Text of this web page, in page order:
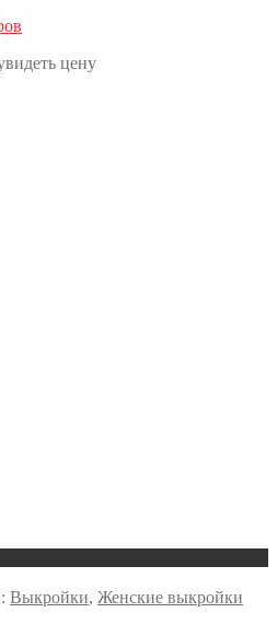
цену
Выкройки, Женские выкройки